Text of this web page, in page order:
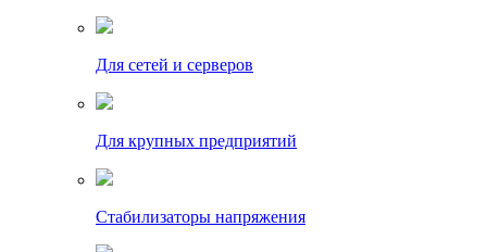
Для сетей и серверов
Для крупных предприятий
Стабилизаторы напряжения